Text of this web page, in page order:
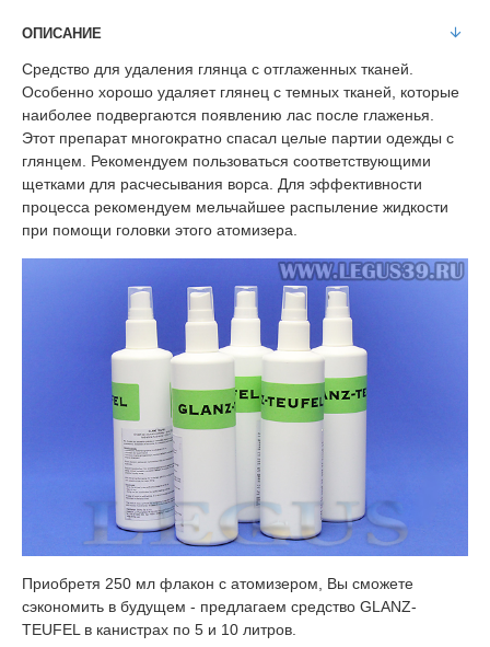
ОПИСАНИЕ
Средство для удаления глянца с отглаженных тканей.
Особенно хорошо удаляет глянец с темных тканей, которые
наиболее подвергаются появлению лас после глаженья.
Этот препарат многократно спасал целые партии одежды с
глянцем. Рекомендуем пользоваться соответствующими
щетками для расчесывания ворса. Для эффективности
процесса рекомендуем мельчайшее распыление жидкости
при помощи головки этого атомизера.
Приобретя 250 мл флакон с атомизером, Вы сможете
сэкономить в будущем - предлагаем средство GLANZ-
TEUFEL в канистрах по 5 и 10 литров.